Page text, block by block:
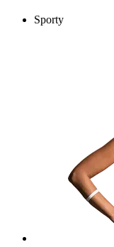
Sporty